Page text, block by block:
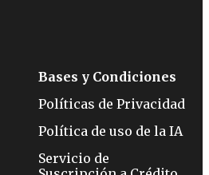
Bases y Condiciones
Políticas de Privacidad
Política de uso de la IA
Servicio de